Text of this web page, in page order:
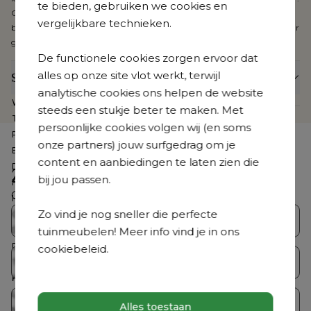
te bieden, gebruiken we cookies en
vergelijkbare technieken.
De functionele cookies zorgen ervoor dat
alles op onze site vlot werkt, terwijl
analytische cookies ons helpen de website
steeds een stukje beter te maken. Met
persoonlijke cookies volgen wij (en soms
onze partners) jouw surfgedrag om je
content en aanbiedingen te laten zien die
bij jou passen.
Zo vind je nog sneller die perfecte
tuinmeubelen! Meer info vind je in ons
cookiebeleid.
Alles toestaan
Cosytica is verkrijgbaar in verschillende kleuren en patronen, ook
beschikbaar voor je poef, sierkussens, etc. Bij Cosytica geniet je van 3 jaar
garantie.
Specificaties
Webartikelnummer
Te zien in de showroom
Product collectie
Organo
Breedte
246 cm
Diepte
91 cm
Hoogte
Hoogte zitting
Gemonteerd
Nee
Dikte rugkussen
14 cm
Dikte zitkussen
Totale afmetingen
Kussen(s) inbegrepen
Loungetafel inbegrepen
Nee
Zoek je iets anders?
Ontdek ons volledig aanbod
Bristol Collecties Loungesets